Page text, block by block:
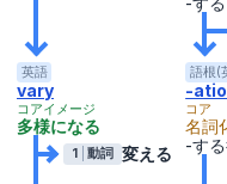
英語
vary
コアイメージ
多様になる
1 動詞 変える
語根(
-
コア
名詞
-す